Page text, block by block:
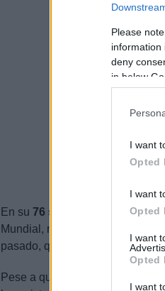
Please
information
deny
in below
I want
Opted
I want
Opted
I want
Opted
I want
En su 76 sesión anual
desde
Mundial, más de cien
pasado, que fue online.
Pese a que la situación